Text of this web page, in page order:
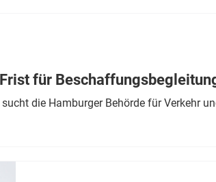
für
die Hamburger Behörde für Verkehr